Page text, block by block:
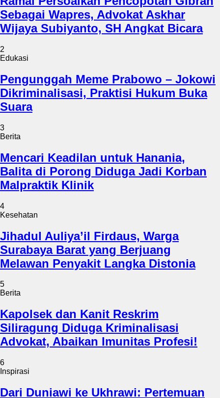
Sebagai Wapres, Advokat Askhar
Wijaya Subiyanto, SH Angkat Bicara
2
Edukasi
Pengunggah Meme Prabowo – Jokowi
Dikriminalisasi, Praktisi Hukum Buka
Suara
3
Berita
Mencari Keadilan untuk Hanania,
Balita di Porong Diduga Jadi Korban
Malpraktik Klinik
4
Kesehatan
Jihadul Auliya’il Firdaus, Warga
Surabaya Barat yang Berjuang
Melawan Penyakit Langka Distonia
5
Berita
Kapolsek dan Kanit Reskrim
Siliragung Diduga Kriminalisasi
Advokat, Abaikan Imunitas Profesi!
6
Inspirasi
Dari Duniawi ke Ukhrawi: Pertemuan